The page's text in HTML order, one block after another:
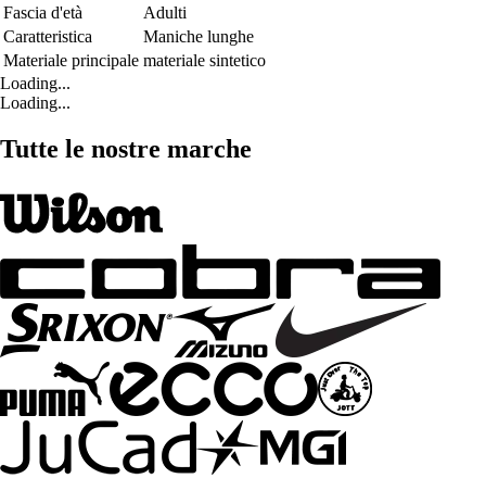
Fascia d'età
Adulti
Caratteristica
Maniche lunghe
Materiale principale materiale sintetico
Loading...
Loading...
Tutte le nostre marche